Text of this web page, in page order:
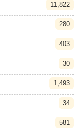
11,822
280
403
30
1,493
34
581